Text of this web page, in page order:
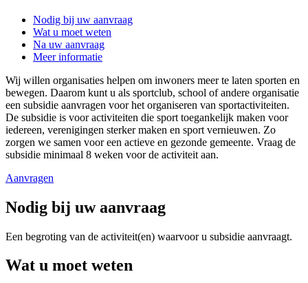
Nodig bij uw aanvraag
Wat u moet weten
Na uw aanvraag
Meer informatie
Wij willen organisaties helpen om inwoners meer te laten sporten en
bewegen. Daarom kunt u als sportclub, school of andere organisatie
een subsidie aanvragen voor het organiseren van sportactiviteiten.
De subsidie is voor activiteiten die sport toegankelijk maken voor
iedereen, verenigingen sterker maken en sport vernieuwen. Zo
zorgen we samen voor een actieve en gezonde gemeente. Vraag de
subsidie minimaal 8 weken voor de activiteit aan.
Aanvragen
Nodig bij uw aanvraag
Een begroting van de activiteit(en) waarvoor u subsidie aanvraagt.
Wat u moet weten